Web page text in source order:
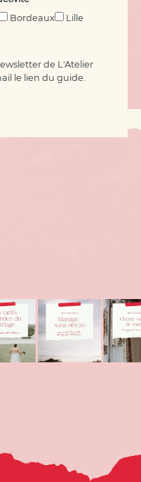
Bordeaux
Lille
de L'Atelier
le lien du guide.